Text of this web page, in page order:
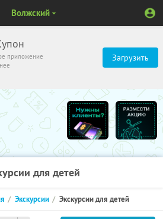
приложение
Загрузить
Волжский
для детей
Экскурсии Экскурсии для детей